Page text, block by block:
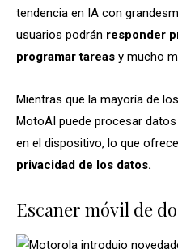
tendencia en IA con
usuarios podrán responder
programar tareas y mucho
Mientras que la mayoría de
MotoAI puede procesar
en el dispositivo, lo que
privacidad de los datos.
Escaner móvil de